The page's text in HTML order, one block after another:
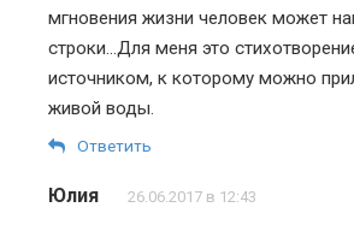
мгновения жизни человек может
строки…Для меня это
источником, к которому можно
живой воды.
Ответить
Юлия 26.06.2017 в 12:43